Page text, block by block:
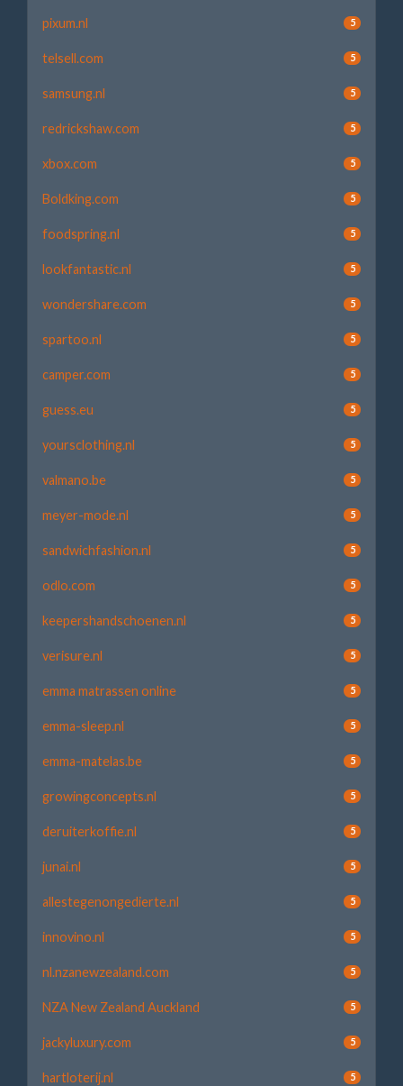
pixum.nl 5
telsell.com 5
samsung.nl 5
redrickshaw.com 5
xbox.com 5
Boldking.com 5
foodspring.nl 5
lookfantastic.nl 5
wondershare.com 5
spartoo.nl 5
camper.com 5
guess.eu 5
yoursclothing.nl 5
valmano.be 5
meyer-mode.nl 5
sandwichfashion.nl 5
odlo.com 5
keepershandschoenen.nl 5
verisure.nl 5
emma matrassen online 5
emma-sleep.nl 5
emma-matelas.be 5
growingconcepts.nl 5
deruiterkoffie.nl 5
junai.nl 5
allestegenongedierte.nl 5
innovino.nl 5
nl.nzanewzealand.com 5
NZA New Zealand Auckland 5
jackyluxury.com 5
hartloterij.nl 5